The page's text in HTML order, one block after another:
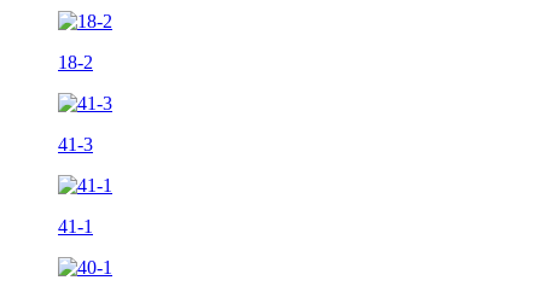
18-2
41-3
41-1